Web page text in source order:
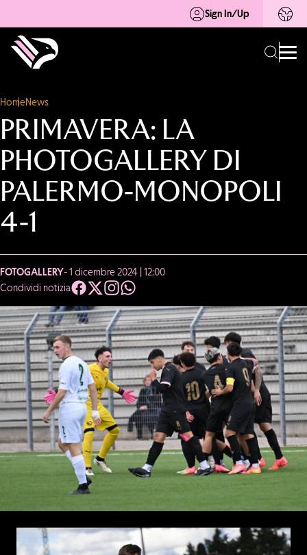
Sign In/Up
HomeNews
PRIMAVERA: LA
PHOTOGALLERY DI
PALERMO-MONOPOLI
4-1
FOTOGALLERY- 1 dicembre 2024 | 12:00
Condividi notizia